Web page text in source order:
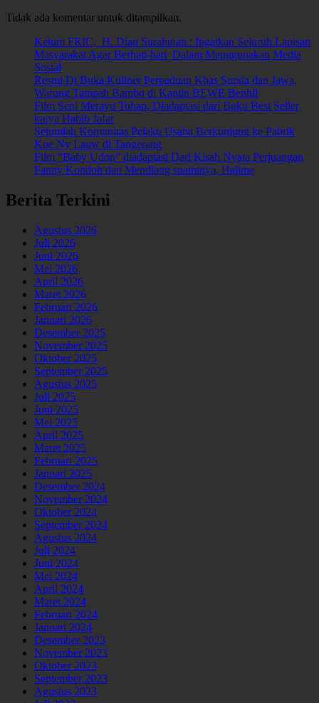
Tidak ada komentar untuk ditampilkan.
Ketum FRIC, H. Dian Surahman : Ingatkan Seluruh Lapisan
Masyarakat Agar Berhati-hati Dalam Menggunakan Media
Sosial
Resmi Di Buka Kuliner Perpaduan Khas Sunda dan Jawa,
Warung Tampah Bambu di Kantin BEWE Benhil
Film Seni Merayu Tuhan, Diadaptasi dari Buku Best Seller
karya Habib Jafar
Sejumlah Komunitas Pelaku Usaha Berkunjung ke Pabrik
Kue Ny Lauw di Tangerang
Film “Baby Udon” diadaptasi Dari Kisah Nyata Perjuangan
Fanny Kondoh dan Mendiang suaminya, Hajime
Berita Terkini
Agustus 2026
Juli 2026
Juni 2026
Mei 2026
April 2026
Maret 2026
Februari 2026
Januari 2026
Desember 2025
November 2025
Oktober 2025
September 2025
Agustus 2025
Juli 2025
Juni 2025
Mei 2025
April 2025
Maret 2025
Februari 2025
Januari 2025
Desember 2024
November 2024
Oktober 2024
September 2024
Agustus 2024
Juli 2024
Juni 2024
Mei 2024
April 2024
Maret 2024
Februari 2024
Januari 2024
Desember 2023
November 2023
Oktober 2023
September 2023
Agustus 2023